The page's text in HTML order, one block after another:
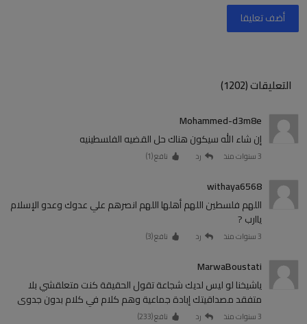
أضف تعليقا
التعليقات (1202)
Mohammed-d3m8e
إن شاء الله سيكون هناك حل القضيه الفلسطينيه
3 سنوات منذ رد نافع (1
)
withaya6568
اللهم فلسطين اللهم أهلها اللهم انصرهم علي عدوك وعدو الإسلام
ياارب ?
3 سنوات منذ رد نافع (3
)
MarwaBoustati
ياشيخنا لو ليس لديك شجاعة تقول الحقيقة كنت متعلقشي بلا
متفقد مصداقيتك إبادة جماعية وهم كلام في كلام بدون جدوى
3 سنوات منذ رد نافع (233
)